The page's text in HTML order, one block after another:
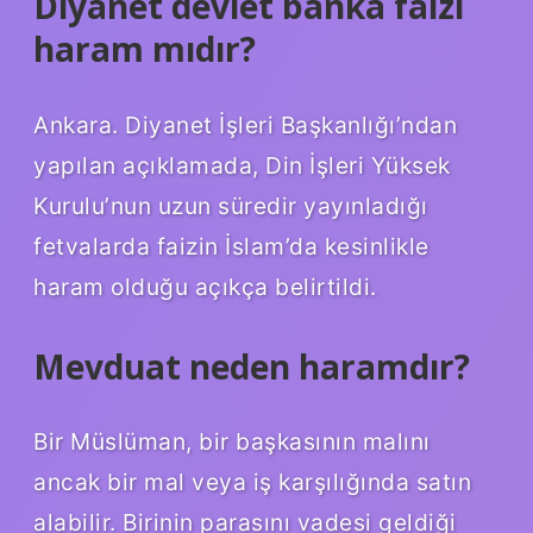
haram mıdır?
Ankara. Diyanet İşleri Başkanlığı’ndan
yapılan açıklamada, Din İşleri Yüksek
Kurulu’nun uzun süredir yayınladığı
fetvalarda faizin İslam’da kesinlikle
haram olduğu açıkça belirtildi.
Mevduat neden haramdır?
Bir Müslüman, bir başkasının malını
ancak bir mal veya iş karşılığında satın
alabilir. Birinin parasını vadesi geldiği